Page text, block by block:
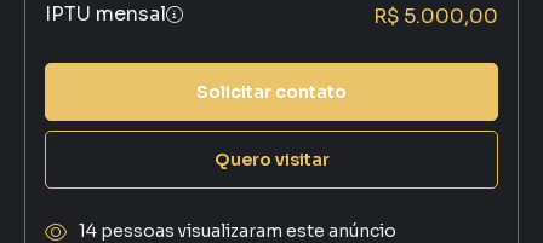
IPTU mensal
R$ 5.000,00
Solicitar contato
Quero visitar
14 pessoas visualizaram este anúncio